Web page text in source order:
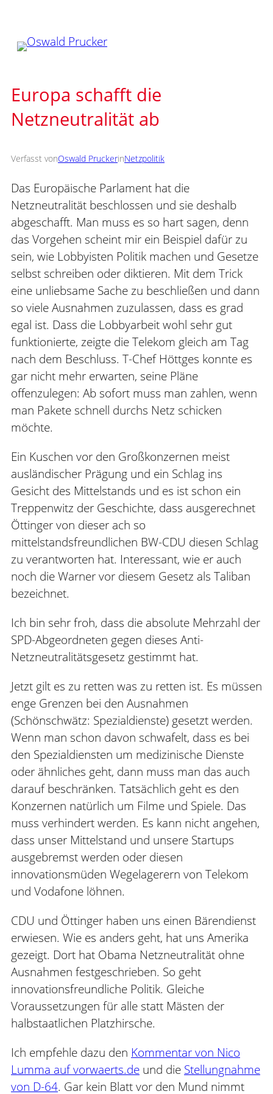
springen
Europa schafft die
Netzneutralität ab
Verfasst vonOswald PruckerinNetzpolitik
Das Europäische Parlament hat die
Netzneutralität beschlossen und sie deshalb
abgeschafft. Man muss es so hart sagen, denn
das Vorgehen scheint mir ein Beispiel dafür zu
sein, wie Lobbyisten Politik machen und Gesetze
selbst schreiben oder diktieren. Mit dem Trick
eine unliebsame Sache zu beschließen und dann
so viele Ausnahmen zuzulassen, dass es grad
egal ist. Dass die Lobbyarbeit wohl sehr gut
funktionierte, zeigte die Telekom gleich am Tag
nach dem Beschluss. T-Chef Höttges konnte es
gar nicht mehr erwarten, seine Pläne
offenzulegen: Ab sofort muss man zahlen, wenn
man Pakete schnell durchs Netz schicken
möchte.
Ein Kuschen vor den Großkonzernen meist
ausländischer Prägung und ein Schlag ins
Gesicht des Mittelstands und es ist schon ein
Treppenwitz der Geschichte, dass ausgerechnet
Öttinger von dieser ach so
mittelstandsfreundlichen BW-CDU diesen Schlag
zu verantworten hat. Interessant, wie er auch
noch die Warner vor diesem Gesetz als Taliban
bezeichnet.
Ich bin sehr froh, dass die absolute Mehrzahl der
SPD-Abgeordneten gegen dieses Anti-
Netzneutralitätsgesetz gestimmt hat.
Jetzt gilt es zu retten was zu retten ist. Es müssen
enge Grenzen bei den Ausnahmen
(Schönschwätz: Spezialdienste) gesetzt werden.
Wenn man schon davon schwafelt, dass es bei
den Spezialdiensten um medizinische Dienste
oder ähnliches geht, dann muss man das auch
darauf beschränken. Tatsächlich geht es den
Konzernen natürlich um Filme und Spiele. Das
muss verhindert werden. Es kann nicht angehen,
dass unser Mittelstand und unsere Startups
ausgebremst werden oder diesen
innovationsmüden Wegelagerern von Telekom
und Vodafone löhnen.
CDU und Öttinger haben uns einen Bärendienst
erwiesen. Wie es anders geht, hat uns Amerika
gezeigt. Dort hat Obama Netzneutralität ohne
Ausnahmen festgeschrieben. So geht
innovationsfreundliche Politik. Gleiche
Voraussetzungen für alle statt Mästen der
halbstaatlichen Platzhirsche.
Ich empfehle dazu den Kommentar von Nico
Lumma auf vorwaerts.de und die Stellungnahme
von D-64. Gar kein Blatt vor den Mund nimmt